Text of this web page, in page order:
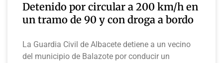
Detenido por circular a 200 km/h en
un tramo de 90 y con droga a bordo
La Guardia Civil de Albacete detiene a un vecino
del municipio de Balazote por conducir un